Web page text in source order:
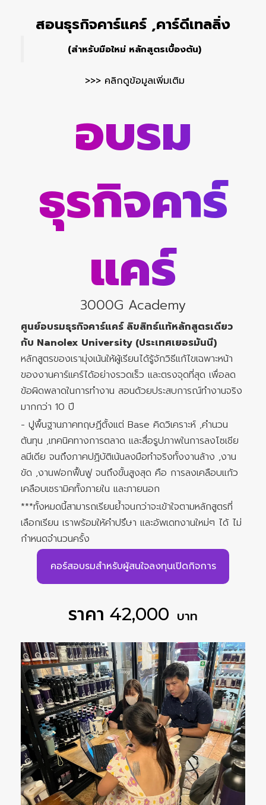
สอนธุรกิจคาร์แคร์ ,คาร์ดีเทลลิ่ง
(สำหรับมือใหม่ หลักสูตรเบื้องต้น)
>>> คลิกดูข้อมูลเพิ่มเติม
อบรม
ธุรกิจคาร์
แคร์
3000G Academy
ศูนย์อบรมธุรกิจคาร์แคร์ ลิขสิทธ์แท้หลักสูตรเดียว
กับ Nanolex University (ประเทศเยอรมันนี)
หลักสูตรของเรามุ่งเน้นให้ผู้เรียนได้รู้จักวิธีแก้ไขเฉพาะหน้า
ของงานคาร์แคร์ได้อย่างรวดเร็ว และตรงจุดที่สุด เพื่อลด
ข้อผิดพลาดในการทำงาน สอนด้วยประสบการณ์ทำงานจริง
มากกว่า 10 ปี
- ปูพื้นฐานภาคทฤษฏีตั้งแต่ Base คิดวิเคราะห์ ,คำนวน
ต้นทุน ,เทคนิคทางการตลาด และสื่อรูปภาพในการลงโซเชีย
ลมีเดีย จนถึงภาคปฏิบัติเน้นลงมือทำจริงทั้งงานล้าง ,งาน
ขัด ,งานฟอกฟื้นฟู จนถึงขั้นสูงสุด คือ การลงเคลือบแก้ว
เคลือบเซรามิคทั้งภายใน และภายนอก
***ทั้งหมดนี้สามารถเรียนย้ำจนกว่าจะเข้าใจตามหลักสูตรที่
เลือกเรียน เราพร้อมให้คำปรึษา และอัพเดทงานใหม่ๆ ได้ ไม่
กำหนดจำนวนครั้ง
คอร์สอบรมสำหรับผู้สนใจลงทุนเปิดกิจการ
ราคา 42,000 บาท